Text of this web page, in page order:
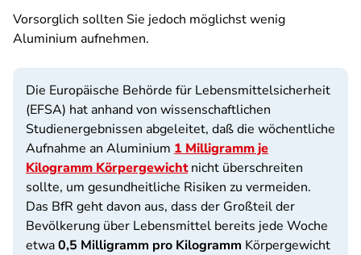
Vorsorglich sollten Sie jedoch möglichst wenig
Aluminium aufnehmen.
Die Europäische Behörde für Lebensmittelsicherheit
(EFSA) hat anhand von wissenschaftlichen
Studienergebnissen abgeleitet, daß die wöchentliche
Aufnahme an Aluminium 1 Milligramm je
Kilogramm Körpergewicht nicht überschreiten
sollte, um gesundheitliche Risiken zu vermeiden.
Das BfR geht davon aus, dass der Großteil der
Bevölkerung über Lebensmittel bereits jede Woche
etwa0,5 Milligramm pro Kilogramm Körpergewicht